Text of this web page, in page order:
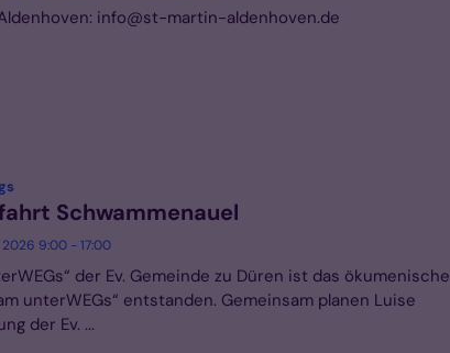
info@st-martin-aldenhoven.de
Schwammenauel
9:00 - 17:00
der Ev. Gemeinde zu Düren ist das ökumenische
unterWEGs“ entstanden. Gemeinsam planen Luise
der Ev. ...